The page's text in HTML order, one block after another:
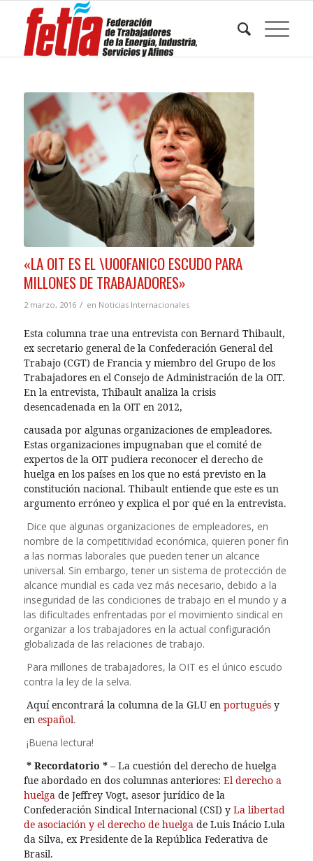
«LA OIT ES EL \U00FANICO ESCUDO PARA
MILLONES DE TRABAJADORES»
2 marzo, 2016 / en Noticias Internacionales
Esta columna trae una entrevista con Bernard Thibault,
ex secretario general de la Confederación General del
Trabajo (CGT) de Francia y miembro del Grupo de los
Trabajadores en el Consejo de Administración de la OIT.
En la entrevista, Thibault analiza la crisis
desencadenada en la OIT en 2012,
causada por algunas organizaciones de empleadores.
Estas organizaciones impugnaban que el comité de
expertos de la OIT pudiera reconocer el derecho de
huelga en los países en los que no está previsto en la
constitución nacional. Thibault entiende que este es un
argumento erróneo y explica el por qué en la entrevista.
Dice que algunas organizaciones de empleadores, en
nombre de la competitividad económica, quieren poner fin
a las normas laborales que pueden tener un alcance
universal. Sin embargo, tener un sistema de protección de
alcance mundial es cada vez más necesario, debido a la
inseguridad de las condiciones de trabajo en el mundo y a
las dificultades enfrentadas por el movimiento sindical en
organizar a los trabajadores en la actual configuración
globalizada de las relaciones de trabajo.
Para millones de trabajadores, la OIT es el único escudo
contra la ley de la selva.
Aquí encontrará la columna de la GLU en portuguésy
en español.
¡Buena lectura!
* Recordatorio *– La cuestión del derecho de huelga
fue abordado en dos columnas anteriores: El derecho a
huelga de Jeffrey Vogt, asesor jurídico de la
Confederación Sindical Internacional (CSI) y La libertad
de asociación y el derecho de huelga de Luis Inácio Lula
da Silva, ex Presidente de la República Federativa de
Brasil.